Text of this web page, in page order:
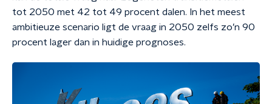
tot 2050 met 42 tot 49 procent dalen. In het meest
ambitieuze scenario ligt de vraag in 2050 zelfs zo’n 90
procent lager dan in huidige prognoses.